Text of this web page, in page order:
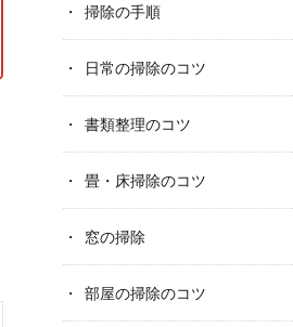
掃除の手順
日常の掃除のコツ
書類整理のコツ
畳・床掃除のコツ
窓の掃除
部屋の掃除のコツ